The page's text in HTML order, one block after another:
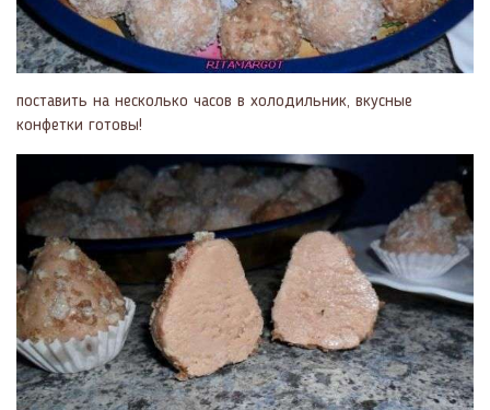
поставить на несколько часов в холодильник, вкусные
конфетки готовы!